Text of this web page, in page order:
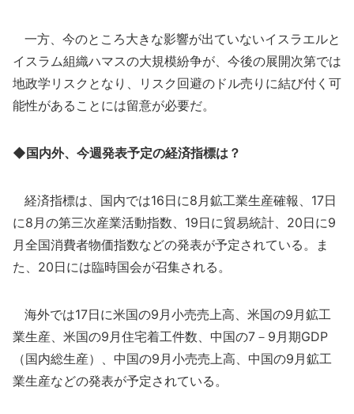
一方、今のところ大きな影響が出ていないイスラエルと
イスラム組織ハマスの大規模紛争が、今後の展開次第では
地政学リスクとなり、リスク回避のドル売りに結び付く可
能性があることには留意が必要だ。
◆国内外、今週発表予定の経済指標は？
経済指標は、国内では16日に8月鉱工業生産確報、17日
に8月の第三次産業活動指数、19日に貿易統計、20日に9
月全国消費者物価指数などの発表が予定されている。ま
た、20日には臨時国会が召集される。
海外では17日に米国の9月小売売上高、米国の9月鉱工
業生産、米国の9月住宅着工件数、中国の7－9月期GDP
（国内総生産）、中国の9月小売売上高、中国の9月鉱工
業生産などの発表が予定されている。